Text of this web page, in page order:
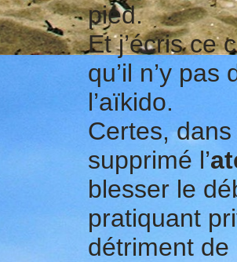
pied.
Et j’écris ce
qu’il n’y pas
l’aïkido.
Certes,
supprimé l’
blesser le
pratiquant
détriment